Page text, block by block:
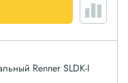
Renner SLDK-I